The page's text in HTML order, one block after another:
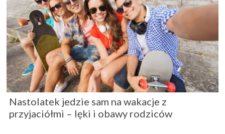
Nastolatek jedzie sam na wakacje z
przyjaciółmi – lęki i obawy rodziców